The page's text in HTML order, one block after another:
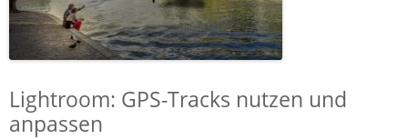
Lightroom: GPS-Tracks nutzen und
anpassen